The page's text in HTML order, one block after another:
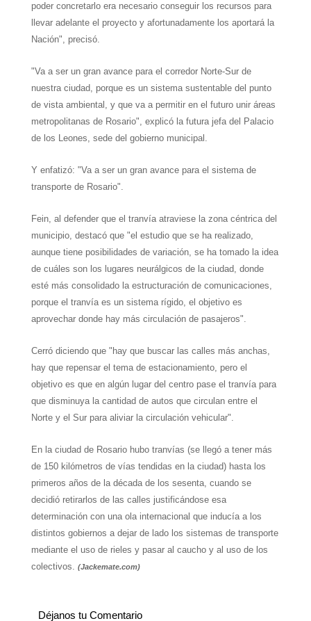
poder concretarlo era necesario conseguir los recursos para
llevar adelante el proyecto y afortunadamente los aportará la
Nación", precisó.
"Va a ser un gran avance para el corredor Norte-Sur de
nuestra ciudad, porque es un sistema sustentable del punto
de vista ambiental, y que va a permitir en el futuro unir áreas
metropolitanas de Rosario", explicó la futura jefa del Palacio
de los Leones, sede del gobierno municipal.
Y enfatizó: "Va a ser un gran avance para el sistema de
transporte de Rosario".
Fein, al defender que el tranvía atraviese la zona céntrica del
municipio, destacó que "el estudio que se ha realizado,
aunque tiene posibilidades de variación, se ha tomado la idea
de cuáles son los lugares neurálgicos de la ciudad, donde
esté más consolidado la estructuración de comunicaciones,
porque el tranvía es un sistema rígido, el objetivo es
aprovechar donde hay más circulación de pasajeros".
Cerró diciendo que "hay que buscar las calles más anchas,
hay que repensar el tema de estacionamiento, pero el
objetivo es que en algún lugar del centro pase el tranvía para
que disminuya la cantidad de autos que circulan entre el
Norte y el Sur para aliviar la circulación vehicular".
En la ciudad de Rosario hubo tranvías (se llegó a tener más
de 150 kilómetros de vías tendidas en la ciudad) hasta los
primeros años de la década de los sesenta, cuando se
decidió retirarlos de las calles justificándose esa
determinación con una ola internacional que inducía a los
distintos gobiernos a dejar de lado los sistemas de transporte
mediante el uso de rieles y pasar al caucho y al uso de los
colectivos. (Jackemate.com)
Déjanos tu Comentario